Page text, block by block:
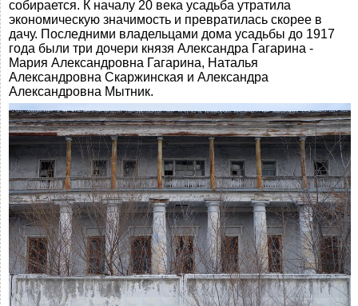
собирается. К началу 20 века усадьба утратила
экономическую значимость и превратилась скорее в
дачу. Последними владельцами дома усадьбы до 1917
года были три дочери князя Александра Гагарина -
Мария Александровна Гагарина, Наталья
Александровна Скаржинская и Александра
Александровна Мытник.